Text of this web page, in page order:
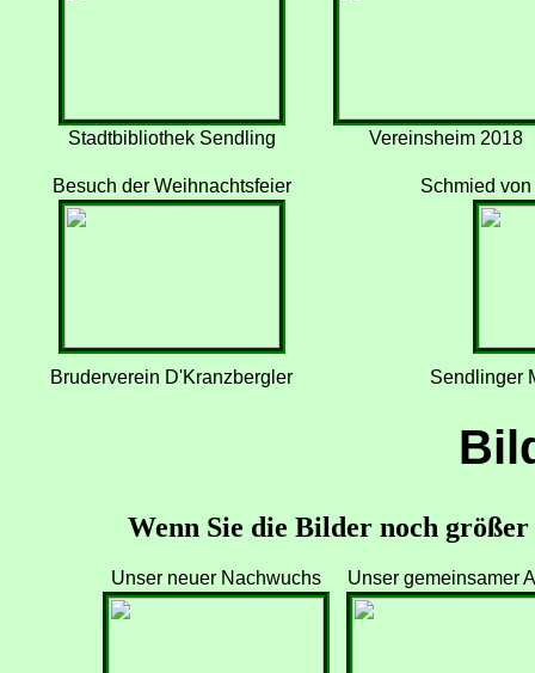
Stadtbibliothek Sendling Vereinsheim 2018
Besuch der Weihnachtsfeier Schmied
Bruderverein D'Kranzbergler Sendlinger
Wenn Sie die Bilder noch
Unser neuer Nachwuchs Unser gemeinsamer